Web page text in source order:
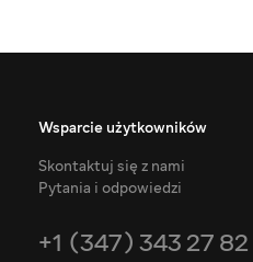
Wsparcie użytkowników
Skontaktuj się z nami
Pytania i odpowiedzi
+1 (347) 343 27 82